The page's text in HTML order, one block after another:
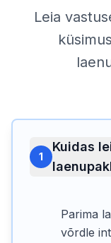
Leia
1
Kuidas
Parima
võrdle